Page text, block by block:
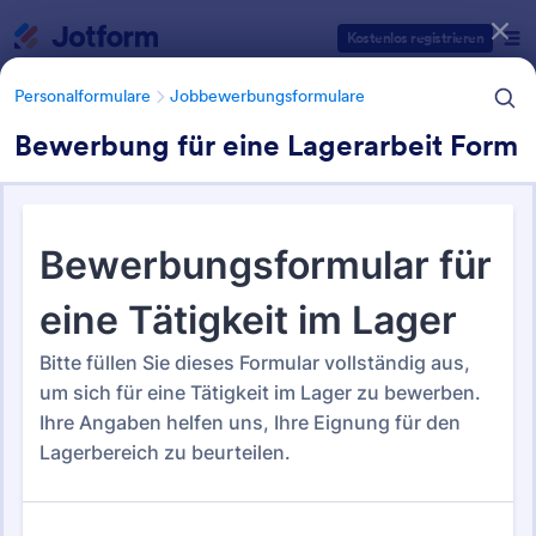
Kostenlos registrieren
Personalformulare Jobbewerbungsformulare
Bewerbung für eine Lagerarbeit Form
Personalformulare Jobbewerbungsformulare
Jobbewerbungsformulare
Formularvorlagen Kategorien